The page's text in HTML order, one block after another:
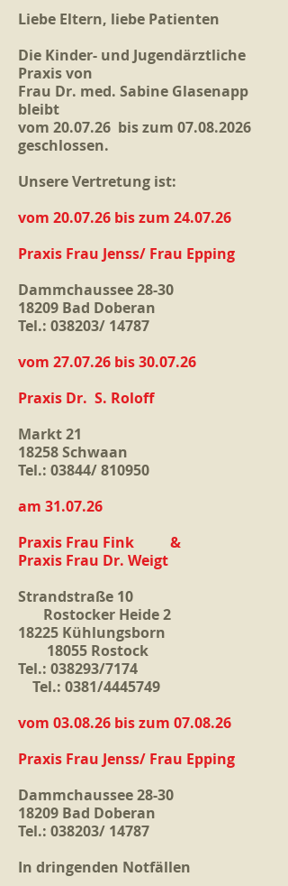
Liebe Eltern, liebe Patienten
Die Kinder- und Jugendärztliche
Praxis von
Frau Dr. med. Sabine Glasenapp
bleibt
vom 20.07.26 bis zum 07.08.2026
geschlossen.
Unsere Vertretung ist:
vom 20.07.26 bis zum 24.07.26
Praxis Frau Jenss/ Frau Epping
Dammchaussee 28-30
18209 Bad Doberan
Tel.: 038203/ 14787
vom 27.07.26 bis 30.07.26
Praxis Dr. S. Roloff
Markt 21
18258 Schwaan
Tel.: 03844/ 810950
am 31.07.26
Praxis Frau Fink &
Praxis Frau Dr. Weigt
Strandstraße 10
Rostocker Heide 2
18225 Kühlungsborn
18055 Rostock
Tel.: 038293/7174
Tel.: 0381/4445749
vom 03.08.26 bis zum 07.08.26
Praxis Frau Jenss/ Frau Epping
Dammchaussee 28-30
18209 Bad Doberan
Tel.: 038203/ 14787
In dringenden Notfällen